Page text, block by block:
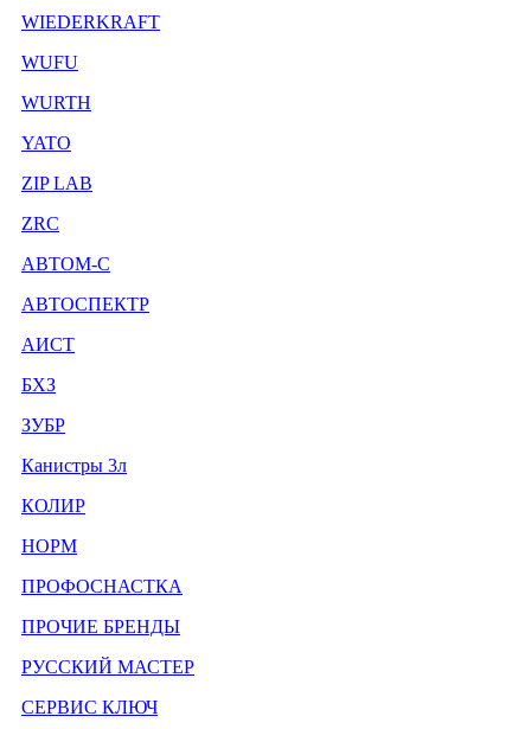
WIEDERKRAFT
WUFU
WURTH
YATO
ZIP LAB
ZRC
АВТОМ-С
АВТОСПЕКТР
АИСТ
БХЗ
ЗУБР
Канистры 3л
КОЛИР
НОРМ
ПРОФОСНАСТКА
ПРОЧИЕ БРЕНДЫ
РУССКИЙ МАСТЕР
СЕРВИС КЛЮЧ